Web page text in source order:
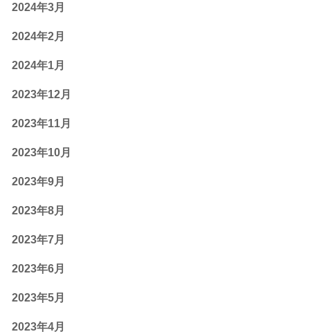
2024年3月
2024年2月
2024年1月
2023年12月
2023年11月
2023年10月
2023年9月
2023年8月
2023年7月
2023年6月
2023年5月
2023年4月